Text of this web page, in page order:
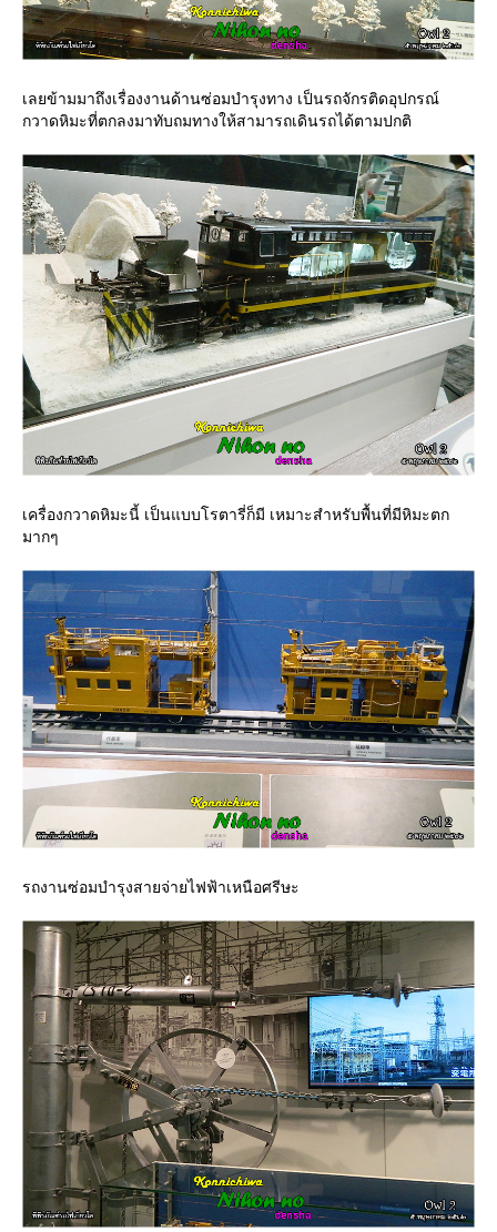
เลยข้ามมาถึงเรื่องงานด้านซ่อมบำรุงทาง เป็นรถจักรติดอุปกรณ์
กวาดหิมะที่ตกลงมาทับถมทางให้สามารถเดินรถได้ตามปกติ
เครื่องกวาดหิมะนี้ เป็นแบบโรตารี่ก็มี เหมาะสำหรับพื้นที่มีหิมะตก
มากๆ
รถงานซ่อมบำรุงสายจ่ายไฟฟ้าเหนือศรีษะ